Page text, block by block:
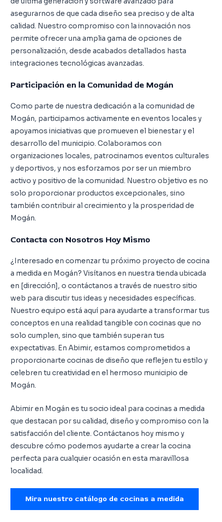
asegurarnos de que cada diseño sea preciso y de alta
calidad. Nuestro compromiso con la innovación nos
permite ofrecer una amplia gama de opciones de
personalización, desde acabados detallados hasta
integraciones tecnológicas avanzadas.
Participación en la Comunidad de Mogán
Como parte de nuestra dedicación a la comunidad de
Mogán, participamos activamente en eventos locales y
apoyamos iniciativas que promueven el bienestar y el
desarrollo del municipio. Colaboramos con
organizaciones locales, patrocinamos eventos culturales
y deportivos, y nos esforzamos por ser un miembro
activo y positivo de la comunidad. Nuestro objetivo es no
solo proporcionar productos excepcionales, sino
también contribuir al crecimiento y la prosperidad de
Mogán.
Contacta con Nosotros Hoy Mismo
¿Interesado en comenzar tu próximo proyecto de cocina
a medida en Mogán? Visítanos en nuestra tienda ubicada
en [dirección], o contáctanos a través de nuestro sitio
web para discutir tus ideas y necesidades específicas.
Nuestro equipo está aquí para ayudarte a transformar tus
conceptos en una realidad tangible con cocinas que no
solo cumplen, sino que también superan tus
expectativas. En Abimir, estamos comprometidos a
proporcionarte cocinas de diseño que reflejen tu estilo y
celebren tu creatividad en el hermoso municipio de
Mogán.
Abimir en Mogán es tu socio ideal para cocinas a medida
que destacan por su calidad, diseño y compromiso con la
satisfacción del cliente. Contáctanos hoy mismo y
descubre cómo podemos ayudarte a crear la cocina
perfecta para cualquier ocasión en esta maravillosa
localidad.
Mira nuestro catálogo de cocinas a medida